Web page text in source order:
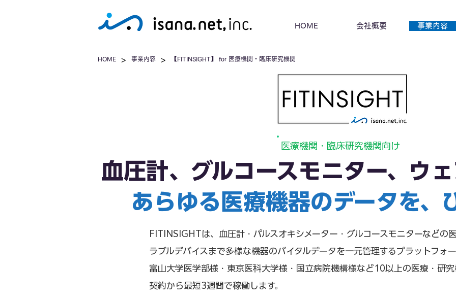
HOME 会社概要 事業内容
医療機関・臨床研究機関向け
血圧計、グルコースモニター、ウ
あらゆる医療機器のデータを、
FITINSIGHTは、血圧計・パルスオキシメーター・グルコースモニターなどの
ラブルデバイスまで多様な機器のバイタルデータを一元管理するプラットフォー
富山大学医学部様・東京医科大学様・国立病院機構様など10以上の医療・研究
契約から最短3週間で稼働します。
HOME > 事業内容 > 【FITINSIGHT】 for 医療機関・臨床研究機関